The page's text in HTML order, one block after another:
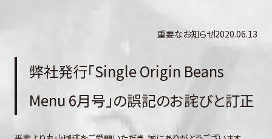
重要なお知らせ2020.06.13
弊社発行「Single Origin Beans
Menu 6月号」の誤記のお詫びと訂正